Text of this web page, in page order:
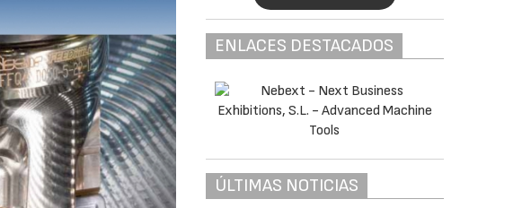
ENLACES DESTACADOS
ÚLTIMAS NOTICIAS